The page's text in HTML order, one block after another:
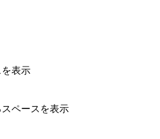
表示
ペースを表示